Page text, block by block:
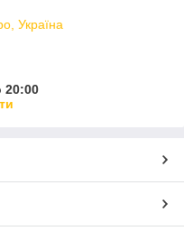
Україна
20:00